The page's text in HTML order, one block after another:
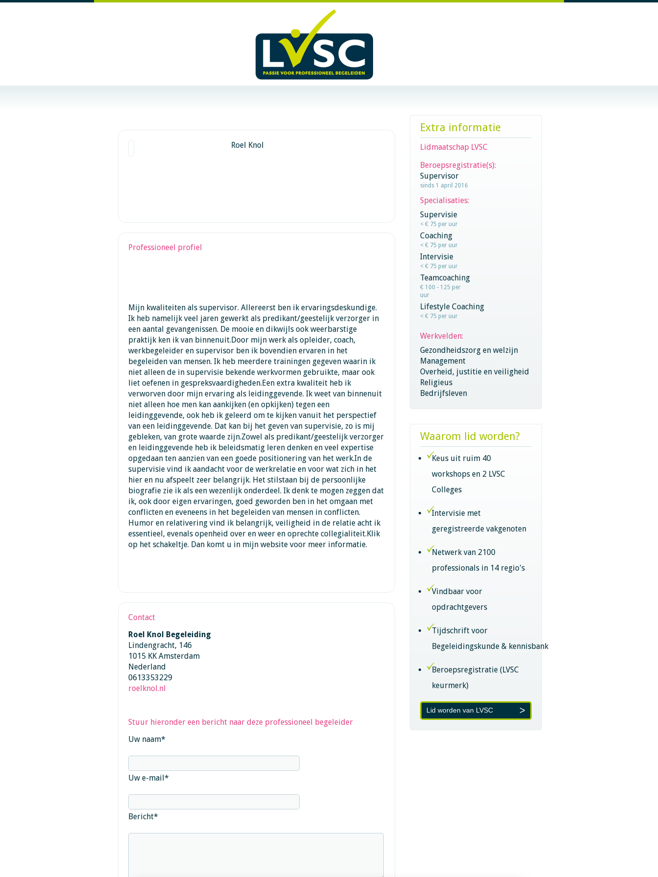
Roel Knol
Professioneel profiel
Mijn kwaliteiten als supervisor. Allereerst ben ik ervaringsdeskundige.
Ik heb namelijk veel jaren gewerkt als predikant/geestelijk verzorger in
een aantal gevangenissen. De mooie en dikwijls ook weerbarstige
praktijk ken ik van binnenuit.Door mijn werk als opleider, coach,
werkbegeleider en supervisor ben ik bovendien ervaren in het
begeleiden van mensen. Ik heb meerdere trainingen gegeven waarin ik
niet alleen de in supervisie bekende werkvormen gebruikte, maar ook
liet oefenen in gespreksvaardigheden.Een extra kwaliteit heb ik
verworven door mijn ervaring als leidinggevende. Ik weet van binnenuit
niet alleen hoe men kan aankijken (en opkijken) tegen een
leidinggevende, ook heb ik geleerd om te kijken vanuit het perspectief
van een leidinggevende. Dat kan bij het geven van supervisie, zo is mij
gebleken, van grote waarde zijn.Zowel als predikant/geestelijk verzorger
en leidinggevende heb ik beleidsmatig leren denken en veel expertise
opgedaan ten aanzien van een goede positionering van het werk.In de
supervisie vind ik aandacht voor de werkrelatie en voor wat zich in het
hier en nu afspeelt zeer belangrijk. Het stilstaan bij de persoonlijke
biografie zie ik als een wezenlijk onderdeel. Ik denk te mogen zeggen dat
ik, ook door eigen ervaringen, goed geworden ben in het omgaan met
conflicten en eveneens in het begeleiden van mensen in conflicten.
Humor en relativering vind ik belangrijk, veiligheid in de relatie acht ik
essentieel, evenals openheid over en weer en oprechte collegialiteit.Klik
op het schakeltje. Dan komt u in mijn website voor meer informatie.
Contact
Roel Knol Begeleiding
Lindengracht, 146
1015 KK Amsterdam
Nederland
0613353229
roelknol.nl
Stuur hieronder een bericht naar deze professioneel begeleider
Uw naam*
Uw e-mail*
Bericht*
Extra informatie
Lidmaatschap LVSC
Beroepsregistratie(s):
Supervisor
sinds 1 april 2016
Specialisaties:
Supervisie
< € 75 per uur
Coaching
< € 75 per uur
Intervisie
< € 75 per uur
Teamcoaching
€ 100 - 125 per
uur
Lifestyle Coaching
< € 75 per uur
Werkvelden:
Gezondheidszorg en welzijn
Management
Overheid, justitie en veiligheid
Religieus
Bedrijfsleven
Waarom lid worden?
Keus uit ruim 40
workshops en 2 LVSC
Colleges
Intervisie met
geregistreerde vakgenoten
Netwerk van 2100
professionals in 14 regio's
Vindbaar voor
opdrachtgevers
Tijdschrift voor
Begeleidingskunde & kennisbank
Beroepsregistratie (LVSC
keurmerk)
Lid worden van LVSC